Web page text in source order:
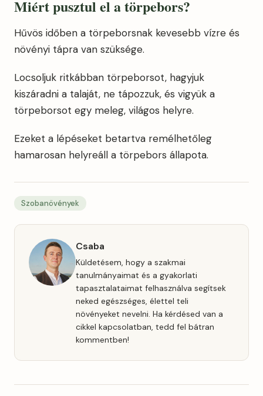
Miért pusztul el atörpebors?
Hűvös időben a törpeborsnak kevesebb vízre és
növényi tápra van szüksége.
Locsoljuk ritkábban törpeborsot, hagyjuk
kiszáradni a talaját, ne tápozzuk, és vigyük a
törpeborsot egy meleg, világos helyre.
Ezeket a lépéseket betartva remélhetőleg
hamarosan helyreáll a törpebors állapota.
Szobanövények
Csaba
Küldetésem, hogy a szakmai
tanulmányaimat és a gyakorlati
tapasztalataimat felhasználva segítsek
neked egészséges, élettel teli
növényeket nevelni. Ha kérdésed van a
cikkel kapcsolatban, tedd fel bátran
kommentben!